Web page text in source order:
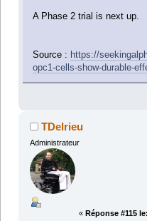
A Phase 2 trial is next up.
Source : https://
opc1-cells-show-durable-
TDelrieu
Administrateur
« Réponse #115 le: